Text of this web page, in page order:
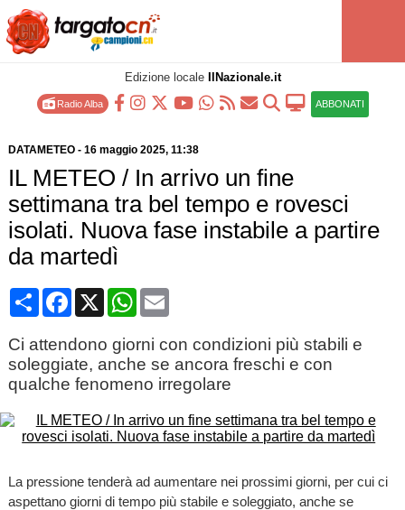
Edizione locale IlNazionale.it
Radio Alba ABBONATI
DATAMETEO- 16 maggio 2025, 11:38
IL METEO / In arrivo un fine
settimana tra bel tempo e rovesci
isolati. Nuova fase instabile a partire
da martedì
CondividiFacebook
X WhatsApp
Email
Ci attendono giorni con condizioni più stabili e
soleggiate, anche se ancora freschi e con
qualche fenomeno irregolare
La pressione tenderà ad aumentare nei prossimi giorni, per cui ci
aspettano giorni di tempo più stabile e soleggiato, anche se